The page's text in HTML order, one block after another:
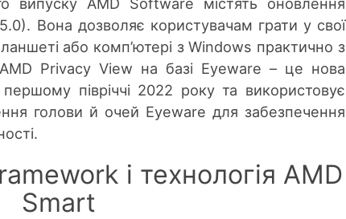
Вона дозволяє користувачам грати у свої
або комп’ютері з Windows практично з
AMD Privacy View на базі Eyeware – це нова
півріччі 2022 року та використовує
голови й очей Eyeware для забезпечення
і технологія AMD
Smart